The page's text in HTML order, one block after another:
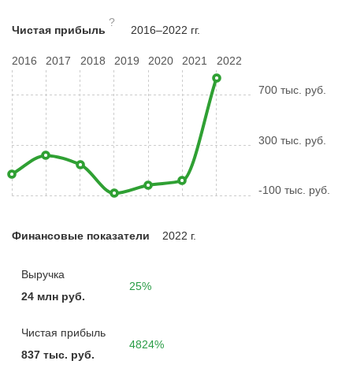
Чистая прибыль
?
2016–2022 гг.
2016 2017 2018 2019 2020 2021 2022
-100 тыс. руб.
300 тыс. руб.
700 тыс. руб.
Финансовые показатели 2022 г.
Выручка
24 млн руб.
25%
Чистая прибыль
837 тыс. руб.
4824%